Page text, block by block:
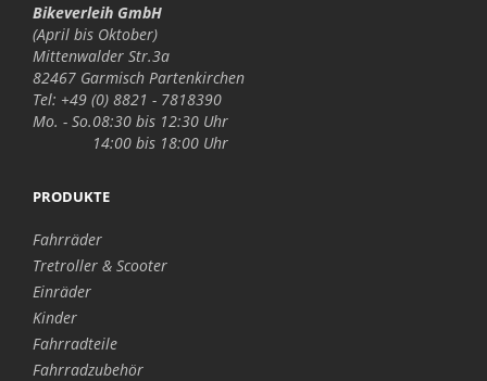
Bikeverleih GmbH
(April bis Oktober)
Mittenwalder Str.3a
82467 Garmisch Partenkirchen
Tel: +49 (0) 8821 - 7818390
Mo. - So.08:30 bis 12:30 Uhr
14:00 bis 18:00 Uhr
PRODUKTE
Fahrräder
Tretroller & Scooter
Einräder
Kinder
Fahrradteile
Fahrradzubehör